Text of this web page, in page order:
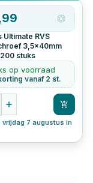
Ultimate RVS
3,5x40mm
200 stuks
op voorraad
vanaf 2 st.
vrijdag 7 augustus in